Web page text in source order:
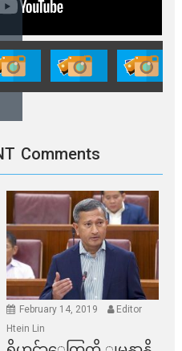
Comments
February 14, 2019
Editor
Htein Lin